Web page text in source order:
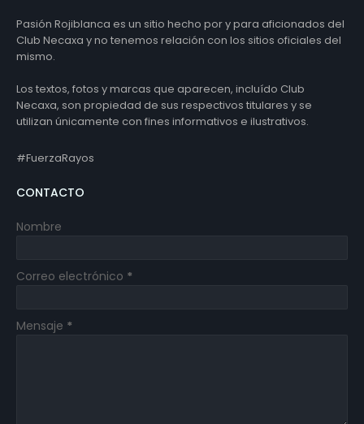
Pasión Rojiblanca es un sitio hecho por y para aficionados del
Club Necaxa y no tenemos relación con los sitios oficiales del
mismo.
Los textos, fotos y marcas que aparecen, incluído Club
Necaxa, son propiedad de sus respectivos titulares y se
utilizan únicamente con fines informativos e ilustrativos.
#FuerzaRayos
CONTACTO
Nombre
Correo electrónico *
Mensaje *